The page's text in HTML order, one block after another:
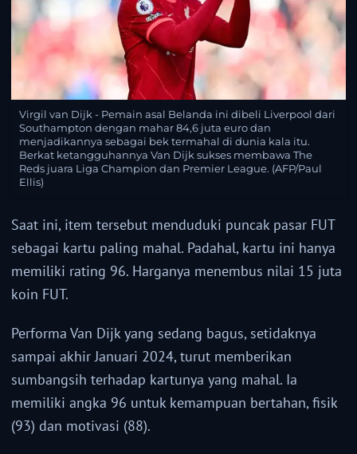
Virgil van Dijk - Pemain asal Belanda ini dibeli Liverpool dari
Southampton dengan mahar 84,6 juta euro dan
menjadikannya sebagai bek termahal di dunia kala itu.
Berkat ketangguhannya Van Dijk sukses membawa The
Reds juara Liga Champion dan Premier League. (AFP/Paul
Ellis)
Saat ini, item tersebut menduduki puncak pasar FUT
sebagai kartu paling mahal. Padahal, kartu ini hanya
memiliki rating 96. Harganya menembus nilai 15 juta
koin FUT.
Performa Van Dijk yang sedang bagus, setidaknya
sampai akhir Januari 2024, turut memberikan
sumbangsih terhadap kartunya yang mahal. Ia
memiliki angka 96 untuk kemampuan bertahan, fisik
(93) dan motivasi (88).